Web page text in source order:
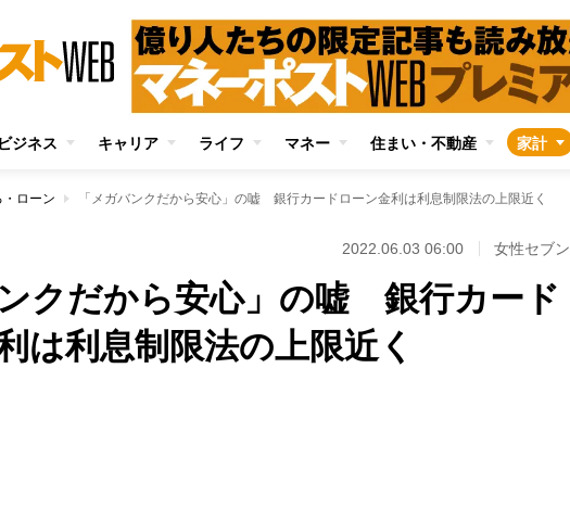
ビジネス キャリア ライフ マネー 住まい・不動産 家計
ローン 「メガバンクだから安心」の嘘 銀行カードローン金利は利息制限法の上限近く
2022.06.03 06:00 女性セブン
ンクだから安心」の嘘 銀行カード
は利息制限法の上限近く